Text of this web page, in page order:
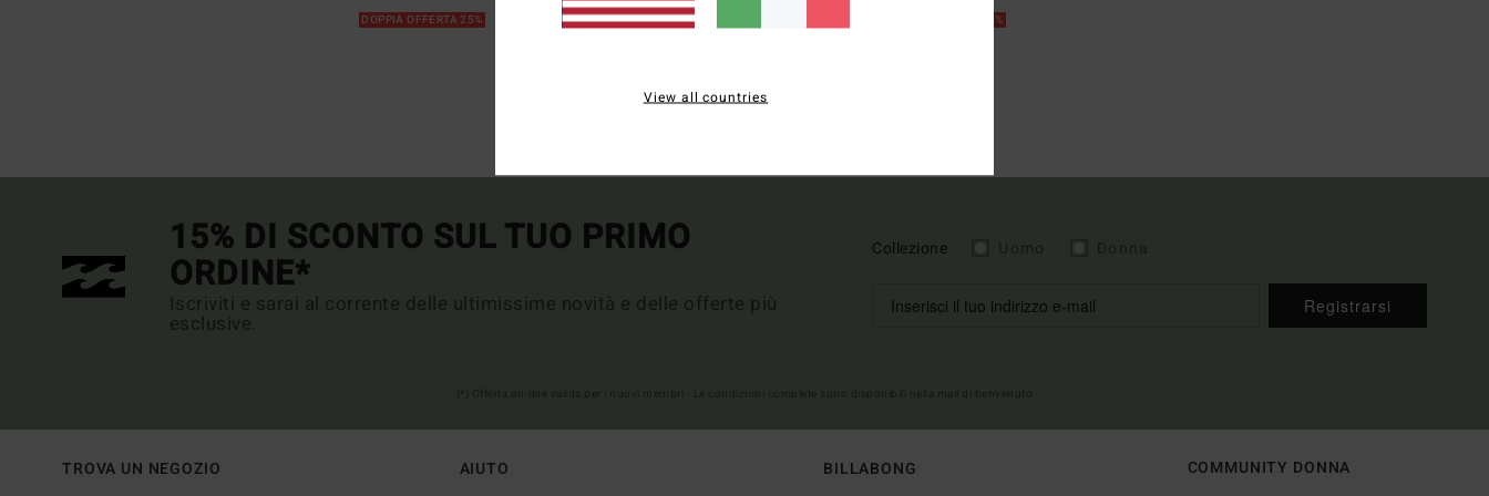
DOPPIA OFFERTA 25%
DOPPIA OFFERTA 25%
DOPPIA OFFERTA 25%
15% DI SCONTO SUL TUO PRIMO
ORDINE*
Iscriviti e sarai al corrente delle ultimissime novità e delle offerte più
esclusive.
Collezione
Registrarsi
TROVA UN NEGOZIO AIUTO BILLABONG COMMUNITY DONNA
View all countries